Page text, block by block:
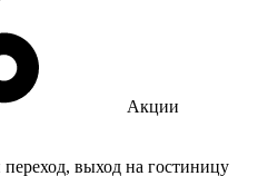
Акции
выход на гостиницу